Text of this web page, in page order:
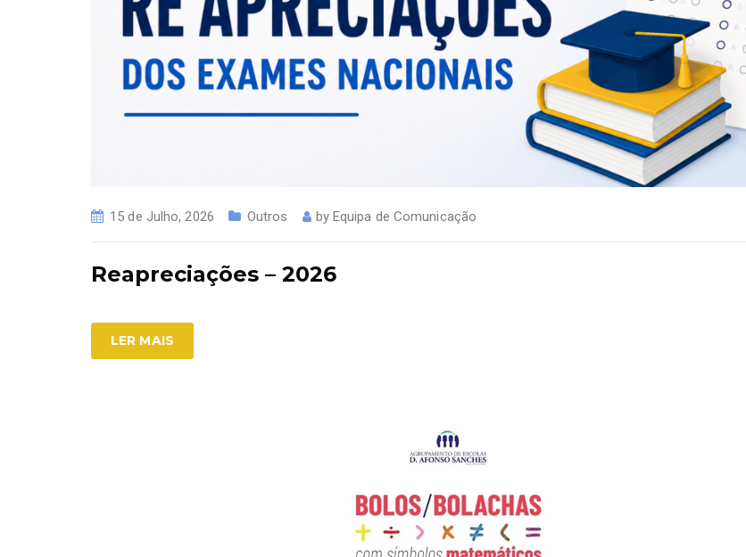
15 de Julho, 2026 Outros by Equipa de Comunicação
Reapreciações – 2026
LER MAIS